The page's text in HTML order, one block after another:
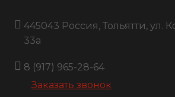
445043 Россия, Тольятти, ул.
33a
8 (917) 965-28-64
Заказать звонок